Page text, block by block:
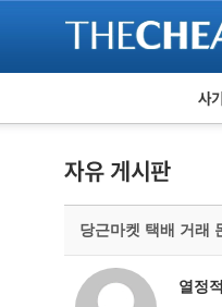
피
보
유
비
당근마켓 택배 거래
열정